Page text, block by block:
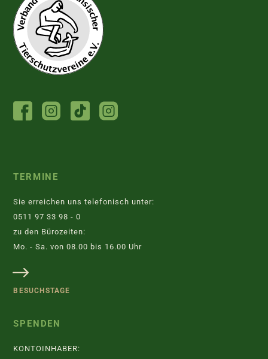
FACEBOOKINSTAGRAM
TIERHEIM
TIKTOK
JUGENDTIERSCHUTZGRUPPE
TERMINE
Sie erreichen uns telefonisch unter:
0511 97 33 98 - 0
zu den Bürozeiten:
Mo. - Sa. von 08.00 bis 16.00 Uhr
BESUCHSTAGE
SPENDEN
KONTOINHABER: